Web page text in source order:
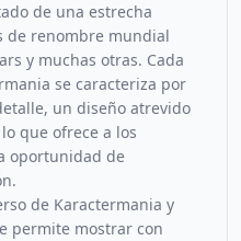
de una estrecha
de renombre mundial
y muchas otras. Cada
se caracteriza por
un diseño atrevido
que ofrece a los
oportunidad de
de Karactermania y
permite mostrar con